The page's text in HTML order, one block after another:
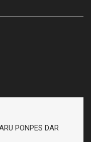
PONPES DAR